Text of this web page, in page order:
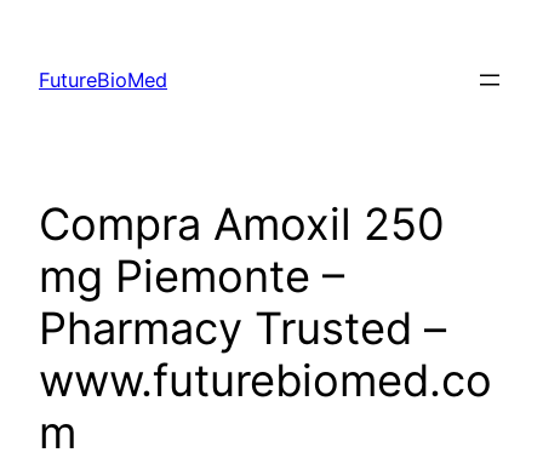
content
FutureBioMed
Compra Amoxil 250
mg Piemonte –
Pharmacy Trusted –
www.futurebiomed.co
m